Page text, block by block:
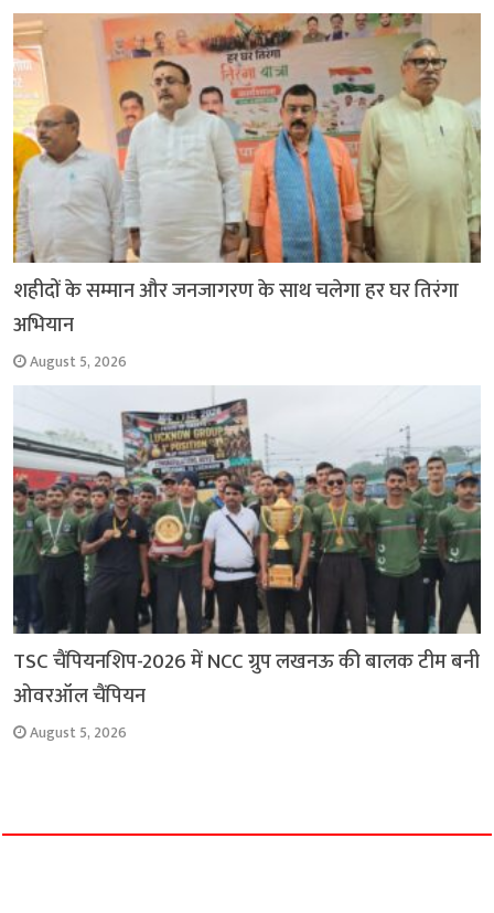
शहीदों के सम्मान और जनजागरण के साथ चलेगा हर घर तिरंगा
अभियान
August 5, 2026
TSC चैंपियनशिप-2026 में NCC ग्रुप लखनऊ की बालक टीम बनी
ओवरऑल चैंपियन
August 5, 2026